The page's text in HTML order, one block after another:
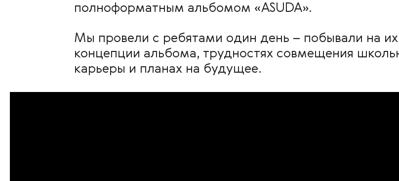
полноформатным альбомом «ASUDA».
Мы провели с ребятами один день – побывали на
концепции альбома, трудностях совмещения
карьеры и планах на будущее.